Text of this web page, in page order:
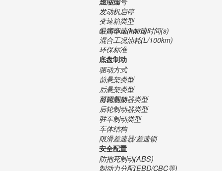
发动机启停
变速箱类型
最高车速(km/h)
0-100km/h加速时间(s)
混合工况油耗(L/100km)
环保标准
底盘制动
驱动方式
前悬架类型
后悬架类型
可调悬架
前轮制动器类型
后轮制动器类型
驻车制动类型
车体结构
限滑差速器/差速锁
安全配置
防抱死制动(ABS)
制动力分配(EBD/CBC等)